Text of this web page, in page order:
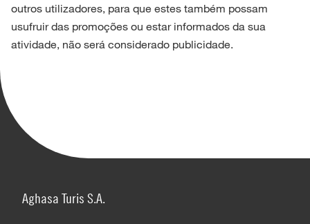
outros utilizadores, para que estes também possam
usufruir das promoções ou estar informados da sua
atividade, não será considerado publicidade.
Aghasa Turis S.A.